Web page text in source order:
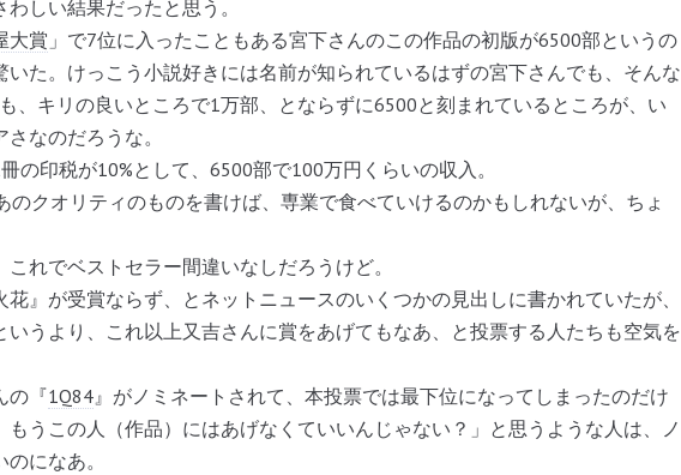
しい結果だったと思う。
大賞 」で7位に入ったこともある宮下さんのこの作品の初版が6500部というの
いた。けっこう小説好きには名前が知られているはずの宮下さんでも、そんな
、キリの良いところで1万部、とならずに6500と刻まれているところが、い
なのだろうな。
の印税が10%として、6500部で100万円くらいの収入。
クオリティのものを書けば、専業で食べていけるのかもしれないが、ちょ
れでベストセラー間違いなしだろうけど。
花』が受賞ならず、とネットニュースのいくつかの見出しに書かれていたが、
いうより、これ以上又吉さんに賞をあげてもなあ、と投票する人たちも空気を
の『1Q84』がノミネートされて、本投票では最下位になってしまったのだけ
もうこの人（作品）にはあげなくていいんじゃない？」と思うような人は、ノ
になあ。